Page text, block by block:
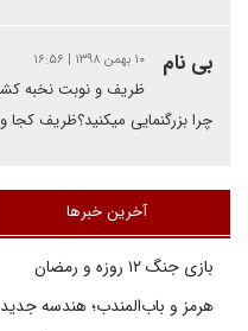
بی نام ۱۰ بهمن ۱۳۹۸ | ۱۶:۵۶
ظریف و نوبت نخبه
چرا بزرگنمایی میکنید؟ظریف کجا
آخرین خبرها
بازی جنگ ۱۲ روزه و رمضان
هرمز و باب‌المندب؛ هندسه جدید